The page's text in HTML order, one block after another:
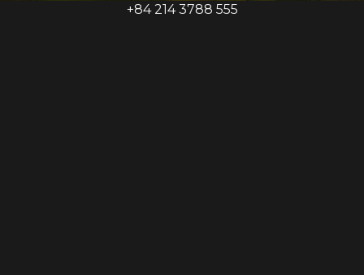
+84 214 3788 555